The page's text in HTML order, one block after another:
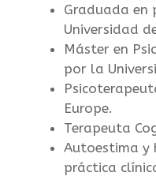
Graduada en
Universidad
Máster en
por la
Europe.
Terapeuta
Autoestima y
práctica